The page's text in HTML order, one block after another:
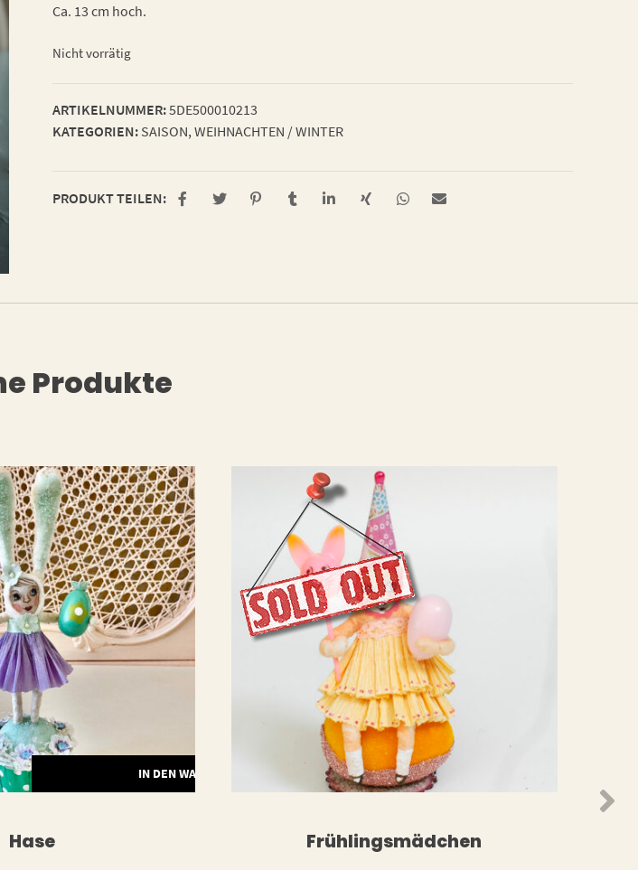
Ca. 13 cm hoch.
Nicht vorrätig
ARTIKELNUMMER:5DE500010213
KATEGORIEN: SAISON,WEIHNACHTEN / WINTER
PRODUKT TEILEN:
Produkte
IN DEN WARENKORB
Hase Frühlingsmädchen